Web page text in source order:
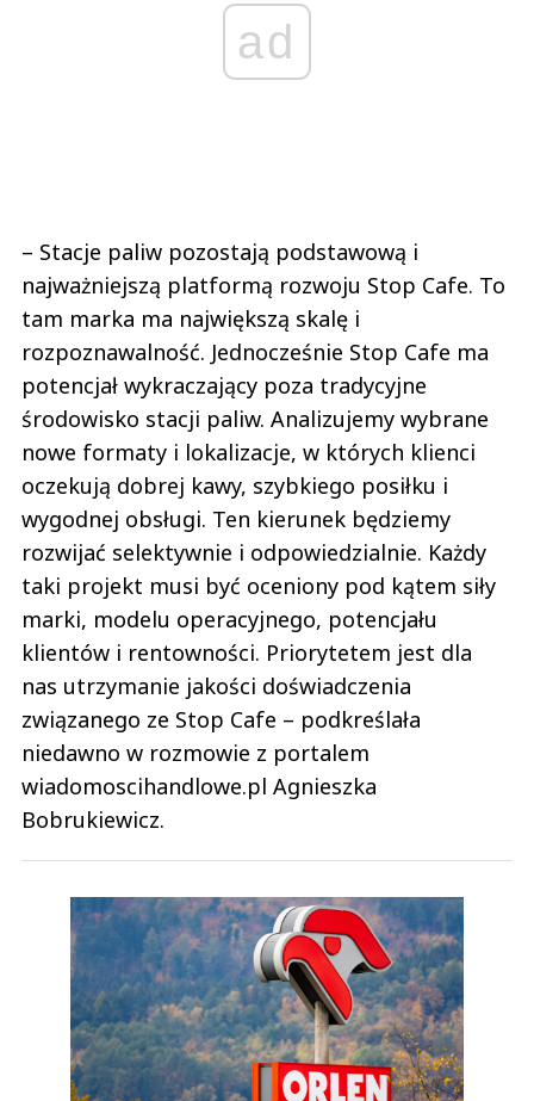
ad
– Stacje paliw pozostają podstawową i
najważniejszą platformą rozwoju Stop Cafe. To
tam marka ma największą skalę i
rozpoznawalność. Jednocześnie Stop Cafe ma
potencjał wykraczający poza tradycyjne
środowisko stacji paliw. Analizujemy wybrane
nowe formaty i lokalizacje, w których klienci
oczekują dobrej kawy, szybkiego posiłku i
wygodnej obsługi. Ten kierunek będziemy
rozwijać selektywnie i odpowiedzialnie. Każdy
taki projekt musi być oceniony pod kątem siły
marki, modelu operacyjnego, potencjału
klientów i rentowności. Priorytetem jest dla
nas utrzymanie jakości doświadczenia
związanego ze Stop Cafe – podkreślała
niedawno w rozmowie z portalem
wiadomoscihandlowe.pl Agnieszka
Bobrukiewicz.